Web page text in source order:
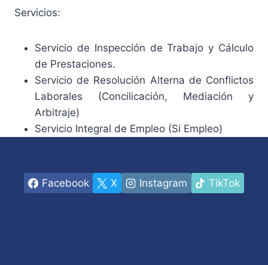
Servicios:
Servicio de Inspección de Trabajo y Cálculo
de Prestaciones.
Servicio de Resolución Alterna de Conflictos
Laborales (Concilicación, Mediación y
Arbitraje)
Servicio Integral de Empleo (Si Empleo)
Facebook X Instagram TikTok